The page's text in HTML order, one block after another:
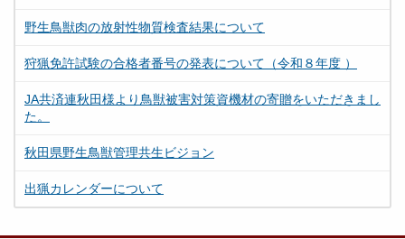
野生鳥獣肉の放射性物質検査結果について
狩猟免許試験の合格者番号の発表について（令和８年度 ）
JA共済連秋田様より鳥獣被害対策資機材の寄贈をいただきまし
た。
秋田県野生鳥獣管理共生ビジョン
出猟カレンダーについて